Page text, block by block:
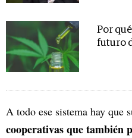
Por
futuro
A todo ese sistema hay que
cooperativas que también